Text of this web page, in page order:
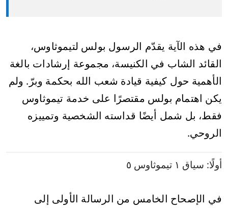
في هذه الآية يقدّم الرسول بولس لتيموثاوس،
القائد الشاب في الكنيسة، مجموعة إرشادات بالغة
الأهمية حول كيفية قيادة شعب الله بحكمة وبرّ. ولم
يكن اهتمام بولس مقتصرًا على خدمة تيموثاوس
فقط، بل شمل أيضًا قداسته الشخصية وتمييزه
الروحي.
أولًا: سياق ١ تيموثاوس ٥
في الإصحاح الخامس من الرسالة الأولى إلى